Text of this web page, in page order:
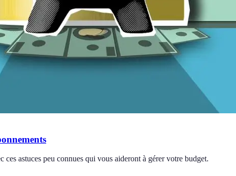
astuces peu connues qui vous aideront à gérer votre budget.